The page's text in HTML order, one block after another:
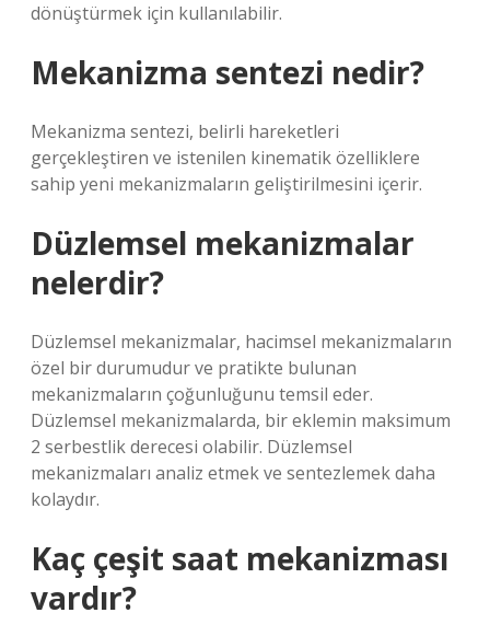
dönüştürmek için kullanılabilir.
Mekanizma sentezi nedir?
Mekanizma sentezi, belirli hareketleri
gerçekleştiren ve istenilen kinematik özelliklere
sahip yeni mekanizmaların geliştirilmesini içerir.
Düzlemsel mekanizmalar
nelerdir?
Düzlemsel mekanizmalar, hacimsel mekanizmaların
özel bir durumudur ve pratikte bulunan
mekanizmaların çoğunluğunu temsil eder.
Düzlemsel mekanizmalarda, bir eklemin maksimum
2 serbestlik derecesi olabilir. Düzlemsel
mekanizmaları analiz etmek ve sentezlemek daha
kolaydır.
Kaç çeşit saat mekanizması
vardır?